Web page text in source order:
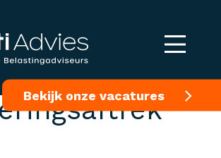
Bekijk onze vacatures